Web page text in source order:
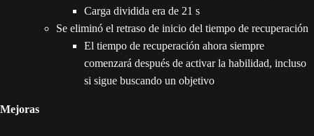
Carga dividida era de 21 s
Se eliminó el retraso de inicio del tiempo de recuperación
El tiempo de recuperación ahora siempre
comenzará después de activar la habilidad, incluso
si sigue buscando un objetivo
Mejoras